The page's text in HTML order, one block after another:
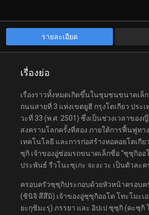
รายละเอียด
เรื่องย่อ
เรื่องราวทั้งหมดเกิดขึ้นในชุมชนขนาดเล็
ถนนสายที่ 3 แห่งเขตยูฮี กรุงโตเกียว ประ
วะที่ 33 (พ.ศ. 2501) ซึ่งเป็นช่วงเวลาของ
สงครามโลกครั้งที่สอง ภายใต้การฟื้นฟูทา
เทคโนโลยี และการก่อสร้างหอคอยโตเกี
ซุกิ เจ้าของอู่ซ่อมรถขนาดเล็กชื่อ “ซุซุกิออ
ประพันธ์ รีวโนะซุเกะ จะงะวะ เป็นตัวละค
ครอบครัวซุซุกิประกอบด้วยหัวหน้าครอบ
(ชินิจิ สึสึมิ) เจ้าของอู่ซุซุกิออโต โทะโมะเ
ยะกุชิมะรุ) ภรรยา และ อิปเป ซุซุกิ (คะซุกิ